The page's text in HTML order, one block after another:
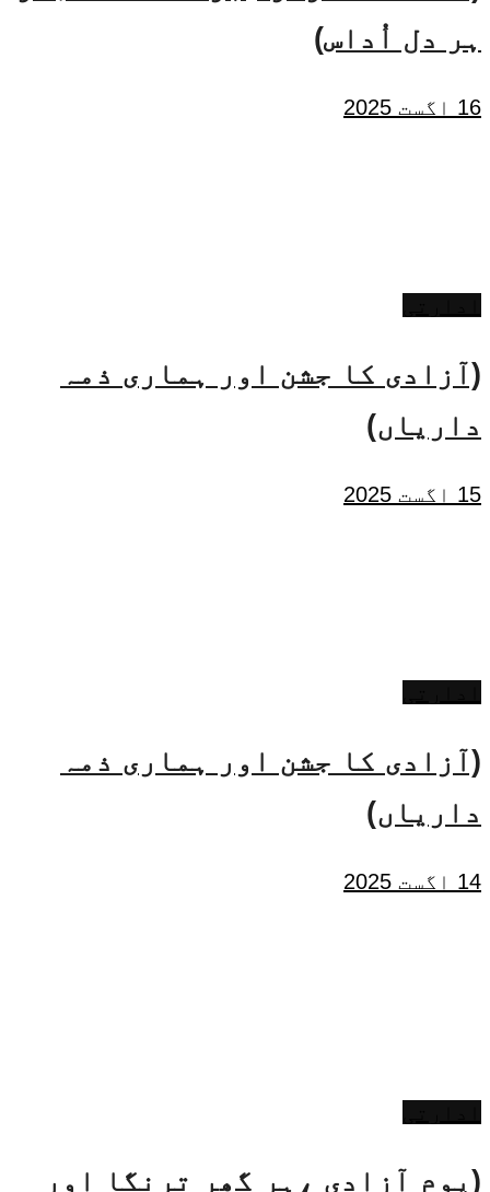
ہر دل اُداس)
16 اگست 2025
(آزادی کا جشن اور ہماری ذمہ
داریاں)
15 اگست 2025
(آزادی کا جشن اور ہماری ذمہ
داریاں)
14 اگست 2025
(یوم آزادی ،ہر گھر ترنگا اور